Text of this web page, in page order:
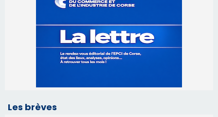
Les brèves